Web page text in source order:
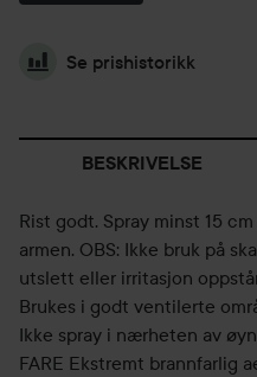
Se prishistorikk
BESKRIVELSE
Rist godt. Spray minst 15
armen. OBS: Ikke bruk på
utslett eller irritasjon
Brukes i godt ventilerte
Ikke spray i nærheten av
FARE Ekstremt brannfarlig